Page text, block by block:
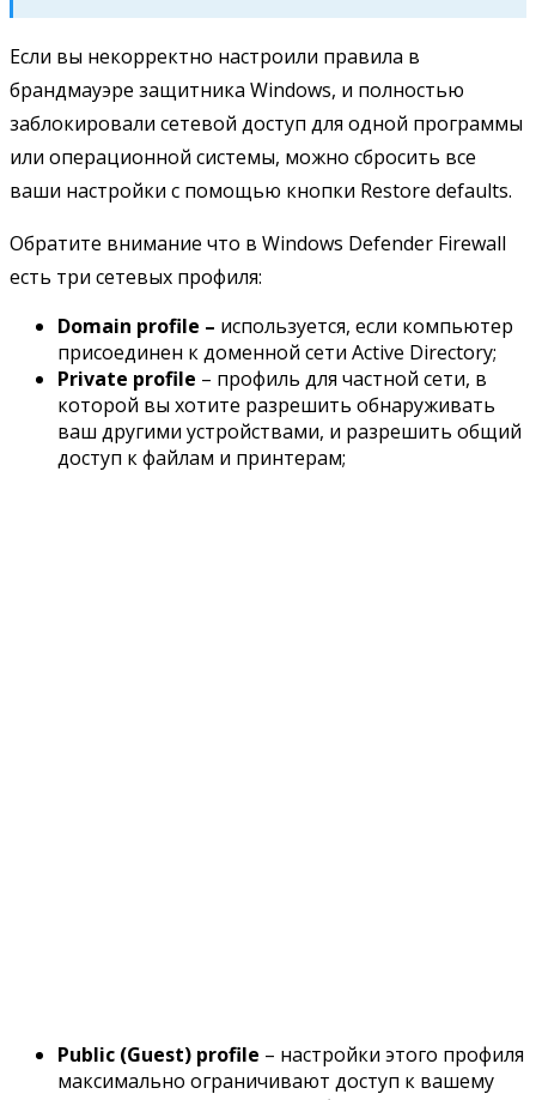
Если вы некорректно настроили правила в
брандмауэре защитника Windows, и полностью
заблокировали сетевой доступ для одной программы
или операционной системы, можно сбросить все
ваши настройки с помощью кнопки Restore defaults.
Обратите внимание что в Windows Defender Firewall
есть три сетевых профиля:
Domain profile – используется, если компьютер
присоединен к доменной сети Active Directory;
Private profile – профиль для частной сети, в
которой вы хотите разрешить обнаруживать
ваш другими устройствами, и разрешить общий
доступ к файлам и принтерам;
Public (Guest) profile – настройки этого профиля
максимально ограничивают доступ к вашему